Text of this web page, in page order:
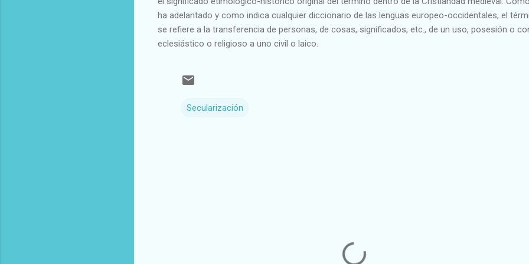
ha adelantado y como indica cualquier diccionario de las lenguas europeo-occidentales, el
se refiere a la transferencia de personas, de cosas, significados, etc., de un uso, posesión o
eclesiástico o religioso a uno civil o laico.
Secularización